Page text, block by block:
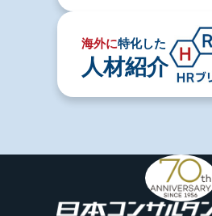
海外に特化した
人材紹介